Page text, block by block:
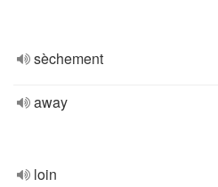
sèchement
away
loin